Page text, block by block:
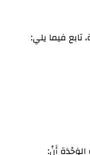
تابع فيما يلي:
أَنْ: